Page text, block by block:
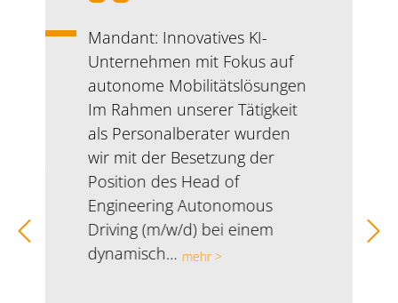
Bewertung:
Mandant: Innovatives KI-
Unternehmen mit Fokus auf
autonome Mobilitätslösungen
Im Rahmen unserer Tätigkeit
als Personalberater wurden
wir mit der Besetzung der
Position des Head of
Engineering Autonomous
Driving (m/w/d) bei einem
dynamisch… mehr >